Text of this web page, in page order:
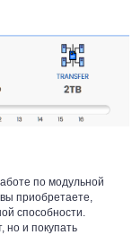
по модульной
приобретаете,
способности.
но и покупать